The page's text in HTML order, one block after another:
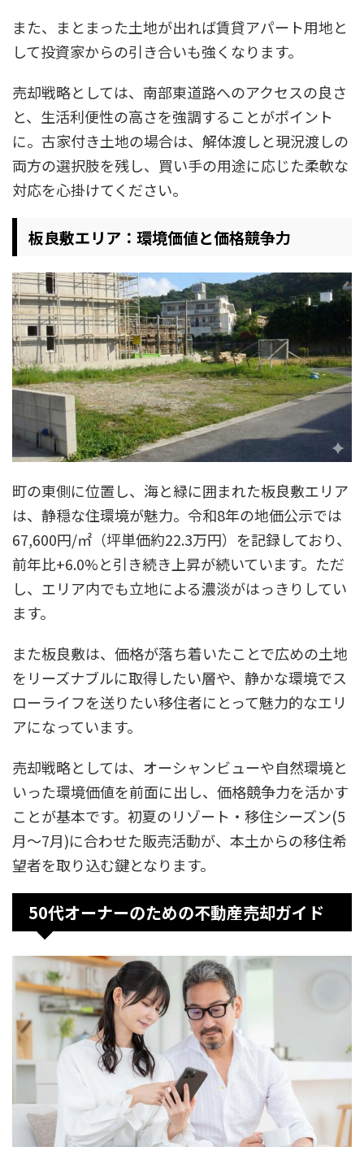
また、まとまった土地が出れば賃貸アパート用地と
して投資家からの引き合いも強くなります。
売却戦略としては、南部東道路へのアクセスの良さ
と、生活利便性の高さを強調することがポイント
に。古家付き土地の場合は、解体渡しと現況渡しの
両方の選択肢を残し、買い手の用途に応じた柔軟な
対応を心掛けてください。
板良敷エリア：環境価値と価格競争力
町の東側に位置し、海と緑に囲まれた板良敷エリア
は、静穏な住環境が魅力。令和8年の地価公示では
67,600円/㎡（坪単価約22.3万円）を記録しており、
前年比+6.0%と引き続き上昇が続いています。ただ
し、エリア内でも立地による濃淡がはっきりしてい
ます。​
また板良敷は、価格が落ち着いたことで広めの土地
をリーズナブルに取得したい層や、静かな環境でス
ローライフを送りたい移住者にとって魅力的なエリ
アになっています。
売却戦略としては、オーシャンビューや自然環境と
いった環境価値を前面に出し、価格競争力を活かす
ことが基本です。初夏のリゾート・移住シーズン(5
月〜7月)に合わせた販売活動が、本土からの移住希
望者を取り込む鍵となります。
50代オーナーのための不動産売却ガイド